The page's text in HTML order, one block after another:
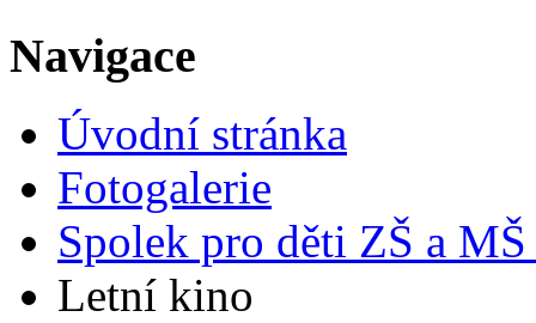
Navigace
Úvodní stránka
Fotogalerie
Spolek pro děti ZŠ a
Letní kino